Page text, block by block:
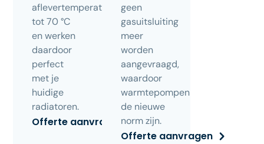
aflevertemperaturen
tot 70 °C
en werken
daardoor
perfect
met je
huidige
radiatoren.
Offerte aanvragen
geen
gasuitsluiting
meer
worden
aangevraagd,
waardoor
warmtepompen
de nieuwe
norm zijn.
Offerte aanvragen